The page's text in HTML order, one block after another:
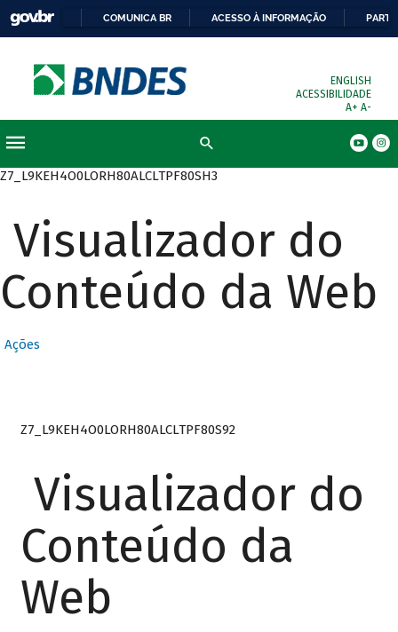
COMUNICA BR ACESSO À INFORMAÇÃO
ENGLISH
ACESSIBILIDADE
A+ A-
Z7_L9KEH4O0LORH80ALCLTPF80SH3
Visualizador do
Conteúdo da Web
Ações
Z7_L9KEH4O0LORH80ALCLTPF80S92
Visualizador do
Conteúdo da
Web